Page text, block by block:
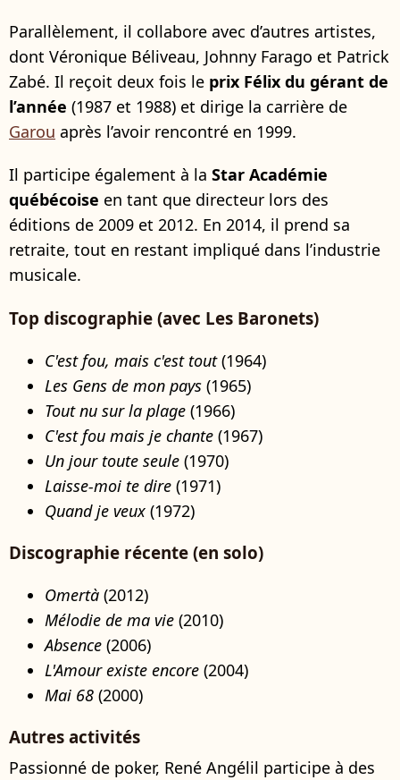
Parallèlement, il collabore avec d’autres artistes,
dont Véronique Béliveau, Johnny Farago et Patrick
Zabé. Il reçoit deux fois le prix Félix du gérant de
l’année (1987 et 1988) et dirige la carrière de
Garou après l’avoir rencontré en 1999.
Il participe également à la Star Académie
québécoise en tant que directeur lors des
éditions de 2009 et 2012. En 2014, il prend sa
retraite, tout en restant impliqué dans l’industrie
musicale.
Top discographie (avec Les Baronets)
C'est fou, mais c'est tout(1964)
Les Gens de mon pays (1965)
Tout nu sur la plage (1966)
C'est fou mais je chante (1967)
Un jour toute seule (1970)
Laisse-moi te dire (1971)
Quand je veux (1972)
Discographie récente (en solo)
Omertà (2012)
Mélodie de ma vie (2010)
Absence (2006)
L'Amour existe encore (2004)
Mai 68 (2000)
Autres activités
Passionné de poker, René Angélil participe à des